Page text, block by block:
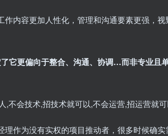
作内容更加人性化，管理和沟通要素更强，
它更偏向于整合、沟通、协调…而非专业且
,不会技术,招技术就可以,不会运营,招运营就
理作为没有实权的项目推动者，很多时候确实